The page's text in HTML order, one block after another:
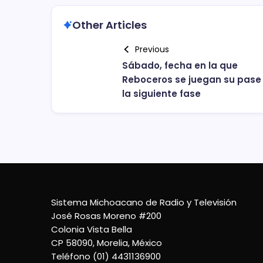
Other Articles
Previous
Sábado, fecha en la que
Reboceros se juegan su pase
la siguiente fase
Sistema Michoacano de Radio y Televisión
José Rosas Moreno #200
Colonia Vista Bella
CP 58090, Morelia, México
Teléfono (01) 4431136900